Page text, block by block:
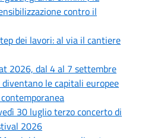
contro il
dei lavori: al via il cantiere
2026, dal 4 al 7 settembre
le capitali europee
30 luglio terzo concerto di
2026